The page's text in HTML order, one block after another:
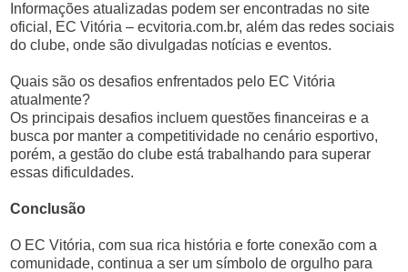
Informações atualizadas podem ser encontradas no site
oficial, EC Vitória – ecvitoria.com.br, além das redes sociais
do clube, onde são divulgadas notícias e eventos.
Quais são os desafios enfrentados pelo EC Vitória
atualmente?
Os principais desafios incluem questões financeiras e a
busca por manter a competitividade no cenário esportivo,
porém, a gestão do clube está trabalhando para superar
essas dificuldades.
Conclusão
O EC Vitória, com sua rica história e forte conexão com a
comunidade, continua a ser um símbolo de orgulho para